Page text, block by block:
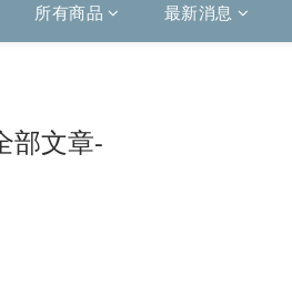
所有商品 最新消息
部文章-